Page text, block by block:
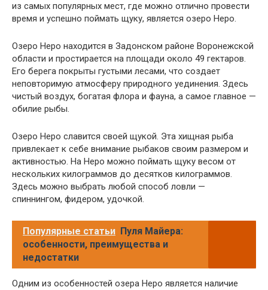
из самых популярных мест, где можно отлично провести
время и успешно поймать щуку, является озеро Неро.
Озеро Неро находится в Задонском районе Воронежской
области и простирается на площади около 49 гектаров.
Его берега покрыты густыми лесами, что создает
неповторимую атмосферу природного уединения. Здесь
чистый воздух, богатая флора и фауна, а самое главное —
обилие рыбы.
Озеро Неро славится своей щукой. Эта хищная рыба
привлекает к себе внимание рыбаков своим размером и
активностью. На Неро можно поймать щуку весом от
нескольких килограммов до десятков килограммов.
Здесь можно выбрать любой способ ловли —
спиннингом, фидером, удочкой.
Популярные статьи Пуля Майера:
особенности, преимущества и
недостатки
Одним из особенностей озера Неро является наличие